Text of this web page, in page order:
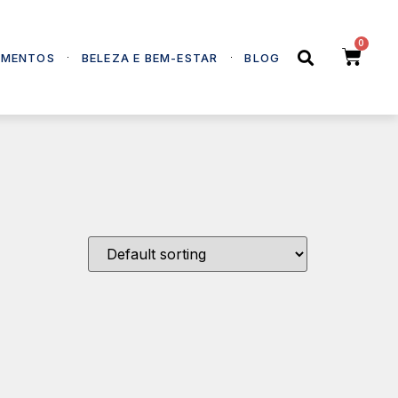
BELEZA E BEM-ESTAR BLOG